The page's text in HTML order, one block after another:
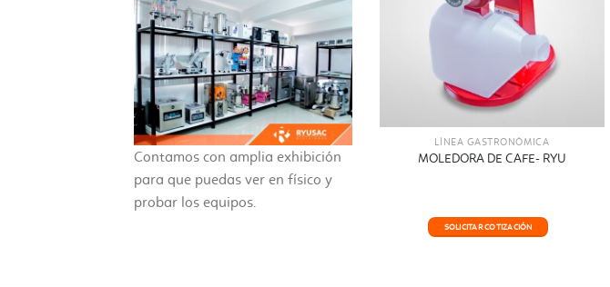
Contamos con amplia exhibición
para que puedas ver en físico y
probar los equipos.
LÍNEA GASTRONÓMICA
MOLEDORA DE CAFE- RYU
SOLICITAR COTIZACIÓN